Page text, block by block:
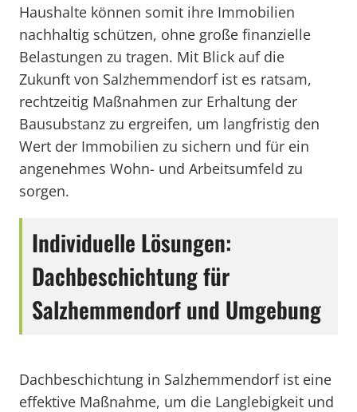
Haushalte können somit ihre Immobilien
nachhaltig schützen, ohne große finanzielle
Belastungen zu tragen. Mit Blick auf die
Zukunft von Salzhemmendorf ist es ratsam,
rechtzeitig Maßnahmen zur Erhaltung der
Bausubstanz zu ergreifen, um langfristig den
Wert der Immobilien zu sichern und für ein
angenehmes Wohn- und Arbeitsumfeld zu
sorgen.
Individuelle Lösungen:
Dachbeschichtung für
Salzhemmendorf und Umgebung
Dachbeschichtung in Salzhemmendorf ist eine
effektive Maßnahme, um die Langlebigkeit und